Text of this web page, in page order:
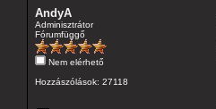
AndyA
Adminisztrátor
Fórumfüggő
Nem elérhető
Hozzászólások: 27118